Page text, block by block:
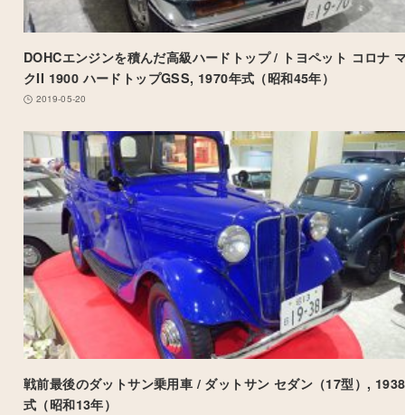
DOHCエンジンを積んだ高級ハードトップ / トヨペット コロナ
クII 1900 ハードトップGSS, 1970年式（昭和45年）
2019-05-20
戦前最後のダットサン乗用車 / ダットサン セダン（17型）,
式（昭和13年）